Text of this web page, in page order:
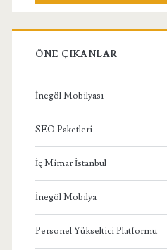
ÖNE ÇIKANLAR
İnegöl Mobilyası
SEO Paketleri
İç Mimar İstanbul
İnegöl Mobilya
Personel Yükseltici Platformu